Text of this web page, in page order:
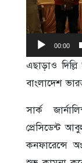
00:00
এছাড়াও
বাংলাদেশ
সার্ক
প্রেসিডেন্ট
কনফারেন্সে